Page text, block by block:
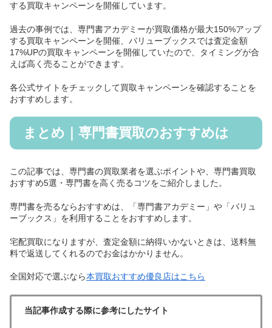
する買取キャンペーンを開催しています。
過去の事例では、専門書アカデミーが買取価格が最大150%アップ
する買取キャンペーンを開催、バリューブックスでは査定金額
17%UPの買取キャンペーンを開催していたので、タイミングが合
えば高く売ることができます。
各公式サイトをチェックして買取キャンペーンを確認することを
おすすめします。
まとめ｜専門書買取のおすすめは
この記事では、専門書の買取業者を選ぶポイントや、専門書買取
おすすめ5選・専門書を高く売るコツをご紹介しました。
専門書を売るならおすすめは、「専門書アカデミー」や「バリュ
ーブックス」を利用することをおすすめします。
宅配買取になりますが、査定金額に納得いかないときは、送料無
料で返送してくれるのでお金はかかりません。
全国対応で選ぶなら本買取おすすめ優良店はこちら
当記事作成する際に参考にしたサイト